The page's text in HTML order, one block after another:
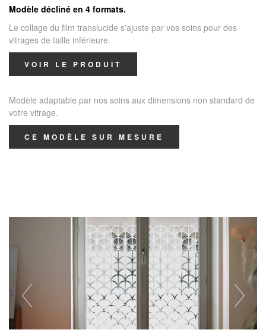
Modèle décliné en 4 formats.
Le collage du film translucide s'ajuste par vos soins pour des
vitrages de taille inférieure.
VOIR LE PRODUIT
Modèle adaptable par nos soins aux dimensions non standard de
votre vitrage.
CE MODÈLE SUR MESURE